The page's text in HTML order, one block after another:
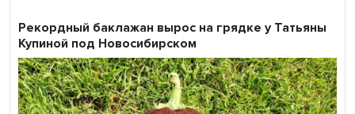
Рекордный баклажан вырос на грядке у Татьяны
Купиной под Новосибирском